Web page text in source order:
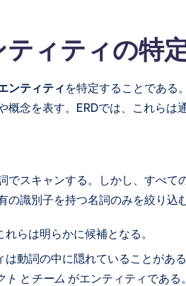
ィティの特
ンティティ を特定することである
念を表す。ERDでは、これらは
でスキャンする。しかし、すべて
識別子を持つ名詞のみを絞り込
れらは明らかに候補となる。
動詞の中に隠れていることがある
ト と チーム がエンティティである。